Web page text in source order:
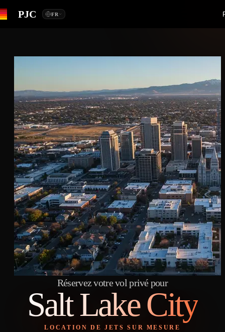
PJC FR
Réservez votre vol privé pour
Salt Lake City
LOCATION DE JETS SUR MESURE